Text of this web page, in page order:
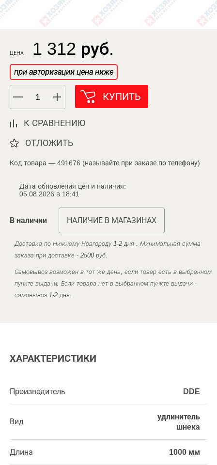
ЦЕНА 1 312 руб.
при авторизации цена ниже
КУПИТЬ
К СРАВНЕНИЮ
ОТЛОЖИТЬ
Код товара — 491676 (называйте при заказе по телефону)
Дата обновления цен и наличия:
05.08.2026 в 18:41
В наличии НАЛИЧИЕ В МАГАЗИНАХ
Доставка по Нижнему Новгороду 1-2 дня . Минимальная сумма
заказа при доставке - 2500 руб.
Самовывоз возможен в тот же день, если товар есть в выбранном
пункте выдачи. Если товара нет в выбранном пункте выдачи -
самовывоз 1-2 дня.
ХАРАКТЕРИСТИКИ
Производитель DDE
Вид
удлинитель
шнека
Длина 1000 мм